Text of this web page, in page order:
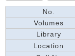
No.
Volumes
Library
Location